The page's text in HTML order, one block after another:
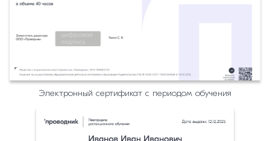
Электронный сертификат с периодом обучения